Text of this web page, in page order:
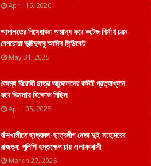
April 15, 2026
আদালতের নিষেধাজ্ঞা অমান্য করে কটেজ নির্মাণ চরম
বেপরোয়া ভুমিদ্যুসু আমিন সিন্ডিকেট
May 31, 2025
বৈষম্য বিরোধী ছাত্র আন্দোলনের কমিটি প্রত্যাখ্যান
করে ডিমলায় বিক্ষোভ মিছিল
April 05, 2025
বাঁশখালীতে ছাত্রদল-ছাত্রলীগ নেতা দুই সহোদরের
রাজত্ব: পুলিশি হস্তক্ষেপ চায় এলাকাবাসী
March 27, 2025